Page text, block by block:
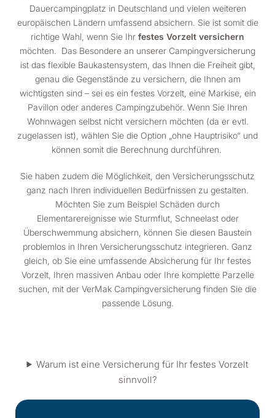
Dauercampingplatz in Deutschland und vielen weiteren
europäischen Ländern umfassend absichern. Sie ist somit die
richtige Wahl, wenn Sie Ihr festes Vorzelt versichern
möchten. Das Besondere an unserer Campingversicherung
ist das flexible Baukastensystem, das Ihnen die Freiheit gibt,
genau die Gegenstände zu versichern, die Ihnen am
wichtigsten sind – sei es ein festes Vorzelt, eine Markise, ein
Pavillon oder anderes Campingzubehör. Wenn Sie Ihren
Wohnwagen selbst nicht versichern möchten (da er evtl.
zugelassen ist), wählen Sie die Option „ohne Hauptrisiko“ und
können somit die Berechnung durchführen.
Sie haben zudem die Möglichkeit, den Versicherungsschutz
ganz nach Ihren individuellen Bedürfnissen zu gestalten.
Möchten Sie zum Beispiel Schäden durch
Elementarereignisse wie Sturmflut, Schneelast oder
Überschwemmung absichern, können Sie diesen Baustein
problemlos in Ihren Versicherungsschutz integrieren. Ganz
gleich, ob Sie eine umfassende Absicherung für Ihr festes
Vorzelt, Ihren massiven Anbau oder Ihre komplette Parzelle
suchen, mit der VerMak Campingversicherung finden Sie die
passende Lösung.
Warum ist eine Versicherung für Ihr festes Vorzelt
sinnvoll?